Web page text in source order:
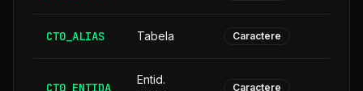
CT0_ALIAS Tabela Caractere
CT0_ENTIDA
Entid.
Caractere